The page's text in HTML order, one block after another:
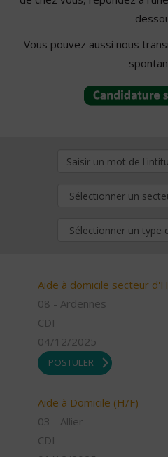
Vous pouvez aussi nous
Aide à domicile secteur
08 - Ardennes
CDI
04/12/2025
POSTULER
Aide à Domicile (H/F)
03 - Allier
CDI